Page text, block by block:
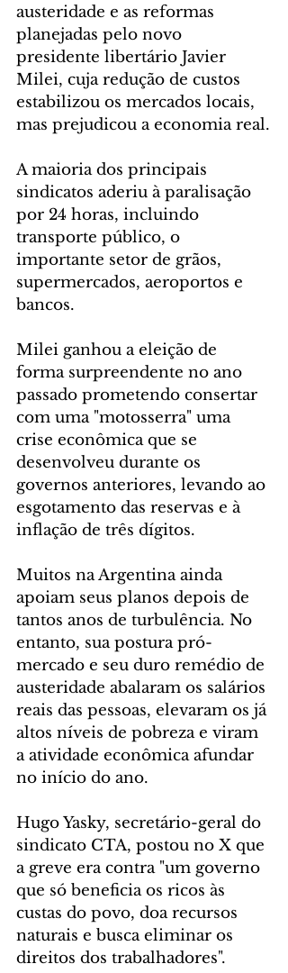
austeridade e as reformas
planejadas pelo novo
presidente libertário Javier
Milei, cuja redução de custos
estabilizou os mercados locais,
mas prejudicou a economia real.
A maioria dos principais
sindicatos aderiu à paralisação
por 24 horas, incluindo
transporte público, o
importante setor de grãos,
supermercados, aeroportos e
bancos.
Milei ganhou a eleição de
forma surpreendente no ano
passado prometendo consertar
com uma "motosserra" uma
crise econômica que se
desenvolveu durante os
governos anteriores, levando ao
esgotamento das reservas e à
inflação de três dígitos.
Muitos na Argentina ainda
apoiam seus planos depois de
tantos anos de turbulência. No
entanto, sua postura pró-
mercado e seu duro remédio de
austeridade abalaram os salários
reais das pessoas, elevaram os já
altos níveis de pobreza e viram
a atividade econômica afundar
no início do ano.
Hugo Yasky, secretário-geral do
sindicato CTA, postou no X que
a greve era contra "um governo
que só beneficia os ricos às
custas do povo, doa recursos
naturais e busca eliminar os
direitos dos trabalhadores".